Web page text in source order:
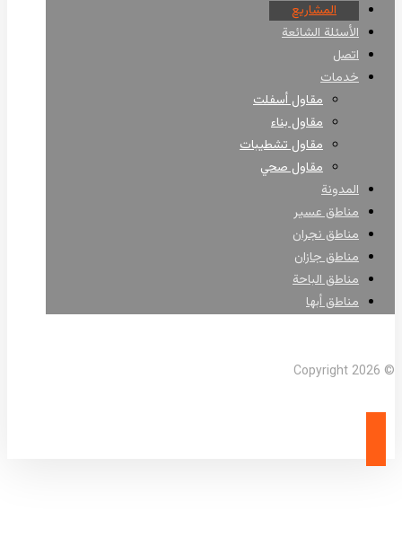
المشاريع
الأسئلة الشائعة
اتصل
خدمات
مقاول أسفلت
مقاول بناء
مقاول تشطيبات
مقاول صحي
المدونة
مناطق عسير
مناطق نجران
مناطق جازان
مناطق الباحة
مناطق أبها
© Copyright 2026